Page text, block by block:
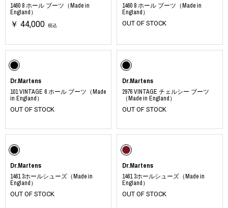
1460 8 ホール ブーツ（Made in
England）
￥ 44,000 税込
1460 8 ホール ブーツ（Made in
England）
OUT OF STOCK
Dr.Martens
101 VINTAGE 6 ホール ブーツ（Made
in England）
OUT OF STOCK
Dr.Martens
2976 VINTAGE チェルシー ブーツ
（Made in England）
OUT OF STOCK
Dr.Martens
1461 3ホールシューズ（Made in
England）
OUT OF STOCK
Dr.Martens
1461 3ホールシューズ（Made in
England）
OUT OF STOCK